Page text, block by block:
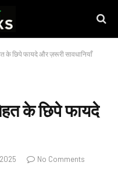
के छिपे फायदे और ज़रूरी सावधानियाँ
के छिपे फायदे
No Comments